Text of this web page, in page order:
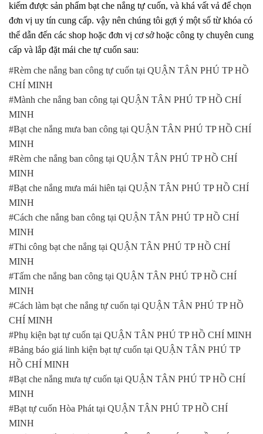
kiếm được sản phẩm bạt che nắng tự cuốn, và khá vất vả để chọn
đơn vị uy tín cung cấp. vậy nên chúng tôi gợi ý một số từ khóa có
thể dẫn đến các shop hoặc đơn vị cơ sở hoặc công ty chuyên cung
cấp và lắp đặt mái che tự cuốn sau:
#Rèm che nắng ban công tự cuốn tại QUẬN TÂN PHÚ TP HỒ
CHÍ MINH
#Mành che nắng ban công tại QUẬN TÂN PHÚ TP HỒ CHÍ
MINH
#Bạt che nắng mưa ban công tại QUẬN TÂN PHÚ TP HỒ CHÍ
MINH
#Rèm che nắng ban công tại QUẬN TÂN PHÚ TP HỒ CHÍ
MINH
#Bạt che nắng mưa mái hiên tại QUẬN TÂN PHÚ TP HỒ CHÍ
MINH
#Cách che nắng ban công tại QUẬN TÂN PHÚ TP HỒ CHÍ
MINH
#Thi công bạt che nắng tại QUẬN TÂN PHÚ TP HỒ CHÍ
MINH
#Tấm che nắng ban công tại QUẬN TÂN PHÚ TP HỒ CHÍ
MINH
#Cách làm bạt che nắng tự cuốn tại QUẬN TÂN PHÚ TP HỒ
CHÍ MINH
#Phụ kiện bạt tự cuốn tại QUẬN TÂN PHÚ TP HỒ CHÍ MINH
#Bảng báo giá linh kiện bạt tự cuốn tại QUẬN TÂN PHÚ TP
HỒ CHÍ MINH
#Bạt che nắng mưa tự cuốn tại QUẬN TÂN PHÚ TP HỒ CHÍ
MINH
#Bạt tự cuốn Hòa Phát tại QUẬN TÂN PHÚ TP HỒ CHÍ
MINH